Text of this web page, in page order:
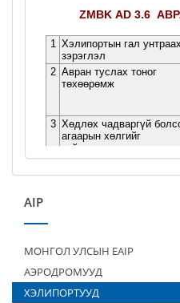
AIP
МОНГОЛ УЛСЫН EAIP
АЭРОДРОМУУД
ХЭЛИПОРТУУД